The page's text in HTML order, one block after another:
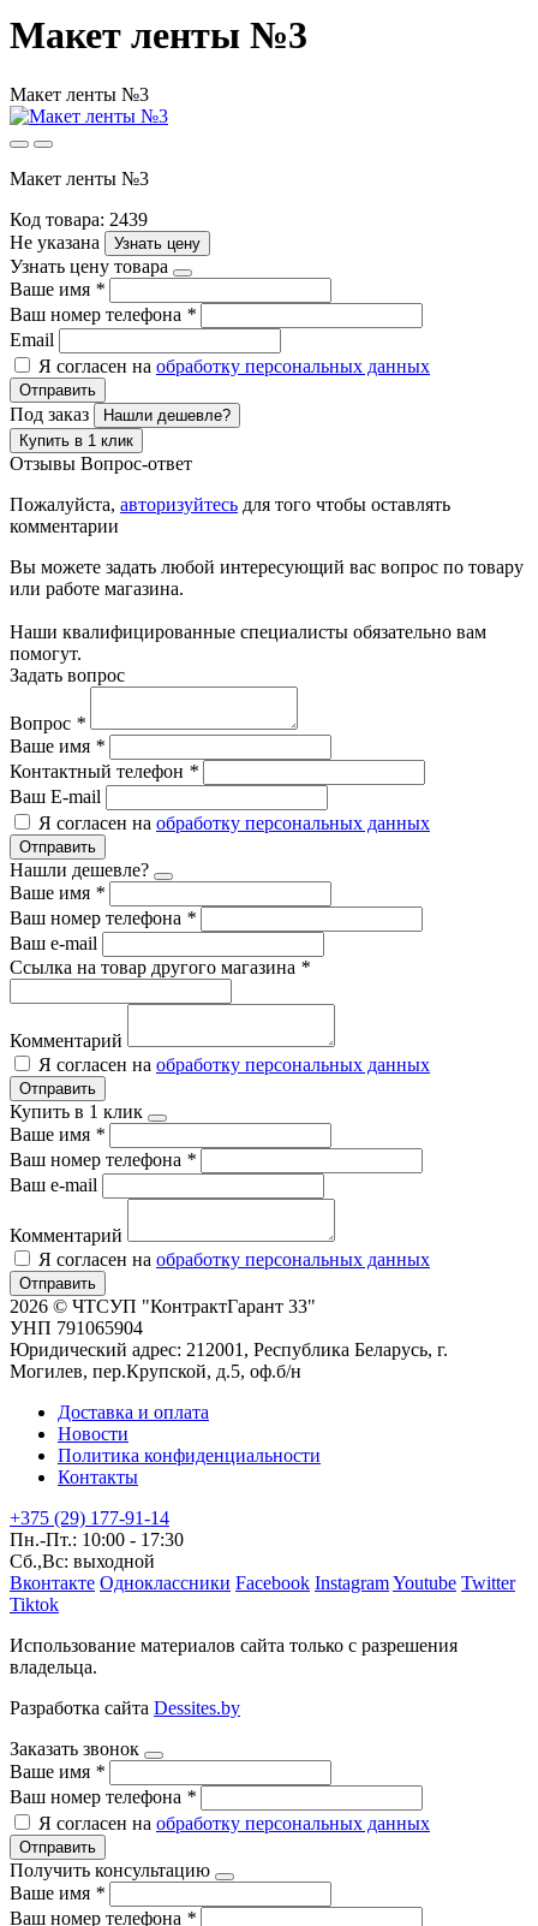
Макет ленты №3
Макет ленты №3
Макет ленты №3
Код товара: 2439
Не указана
Узнать цену
Узнать цену товара
Ваше имя *
Ваш номер телефона *
Email
Я согласен на обработку персональных данных
Отправить
Под заказ
Нашли дешевле?
Купить в 1 клик
Отзывы Вопрос-ответ
Пожалуйста, авторизуйтесь для того чтобы оставлять
комментарии
Вы можете задать любой интересующий вас вопрос по товару
или работе магазина.
Наши квалифицированные специалисты обязательно вам
помогут.
Задать вопрос
Вопрос *
Ваше имя *
Контактный телефон *
Ваш E-mail
Я согласен на обработку персональных данных
Отправить
Нашли дешевле?
Ваше имя *
Ваш номер телефона *
Ваш e-mail
Ссылка на товар другого магазина *
Комментарий
Я согласен на обработку персональных данных
Отправить
Купить в 1 клик
Ваше имя *
Ваш номер телефона *
Ваш e-mail
Комментарий
Я согласен на обработку персональных данных
Отправить
2026 © ЧТСУП "КонтрактГарант 33"
УНП 791065904
Юридический адрес: 212001, Республика Беларусь, г.
Могилев, пер.Крупской, д.5, оф.б/н
Доставка и оплата
Новости
Политика конфиденциальности
Контакты
+375 (29) 177-91-14
Пн.-Пт.: 10:00 - 17:30
Сб.,Вс: выходной
Вконтакте Одноклассники Facebook InstagramYoutube Twitter
Tiktok
Использование материалов сайта только с разрешения
владельца.
Разработка сайта Dessites.by
Заказать звонок
Ваше имя *
Ваш номер телефона *
Я согласен на обработку персональных данных
Отправить
Получить консультацию
Ваше имя *
Ваш номер телефона *